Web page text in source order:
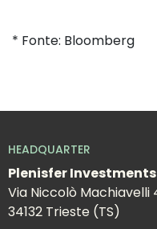
* Fonte: Bloomberg
HEADQUARTER
Plenisfer Investments
Via Niccolò Machiavelli
34132 Trieste (TS)